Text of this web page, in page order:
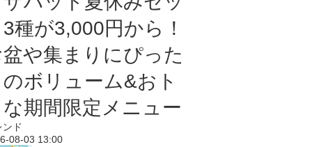
種が3,000円から！
や集まりにぴった
ボリューム&おト
期間限定メニュー
ンド
08-03 13:00